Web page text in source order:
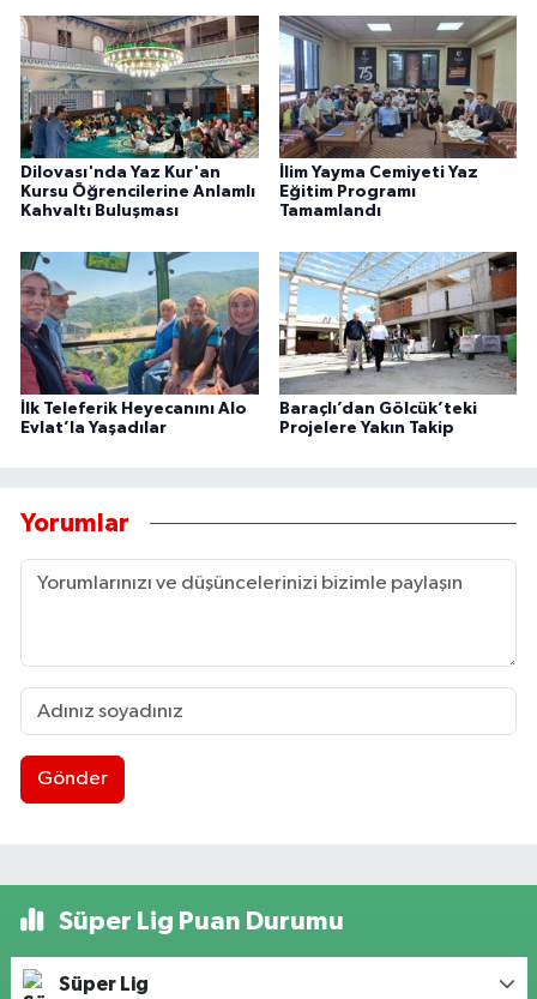
Dilovası'nda Yaz Kur'an
Kursu Öğrencilerine Anlamlı
Kahvaltı Buluşması
İlim Yayma Cemiyeti Yaz
Eğitim Programı
Tamamlandı
İlk Teleferik Heyecanını Alo
Evlat’la Yaşadılar
Baraçlı’dan Gölcük’teki
Projelere Yakın Takip
Yorumlar
Gönder
Süper Lig Puan Durumu
Süper Lig